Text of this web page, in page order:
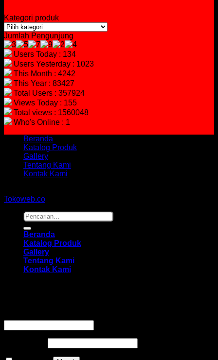
Kategori produk
Jumlah Pengunjung
Users Today : 134
Users Yesterday : 1023
This Month : 4242
This Year : 83427
Total Users : 357924
Views Today : 155
Total views : 1560048
Who's Online : 1
Beranda
Katalog Produk
Gallery
Tentang Kami
Kontak Kami
Tokoweb.co
Pencarian
untuk:
Beranda
Katalog Produk
Gallery
Tentang Kami
Kontak Kami